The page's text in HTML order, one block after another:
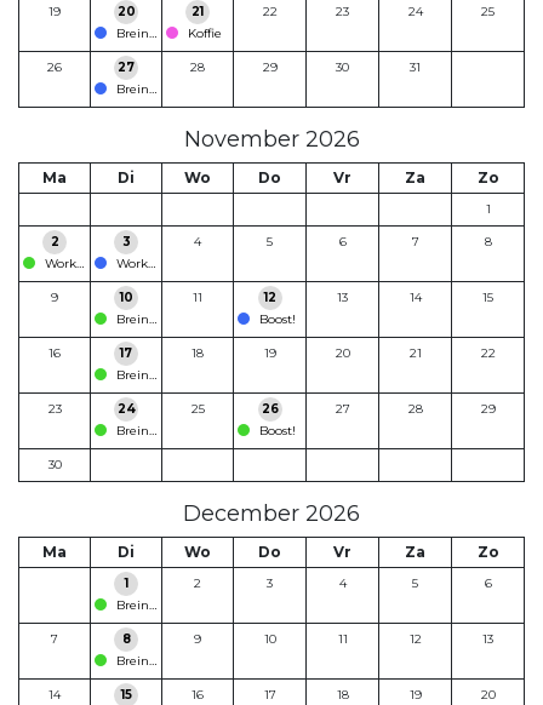
19
20
Breinfabriek Kadetten
21
Koffie
22 23 24 25
26
27
Breinfabriek Kadetten
28 29 30 31
November 2026
Ma Di Wo Do Vr Za Zo
1
2
Workshop
3
Workshop
4 5 6 7 8
9
10
Breinfabriek Kadees
11
12
Boost!
13 14 15
16
17
Breinfabriek Kadees
18 19 20 21 22
23
24
Breinfabriek Kadees
25
26
Boost!
27 28 29
30
December 2026
Ma Di Wo Do Vr Za Zo
1
Breinfabriek Kadees
2 3 4 5 6
7
8
Breinfabriek Kadees
9 10 11 12 13
14
15
16 17 18 19 20